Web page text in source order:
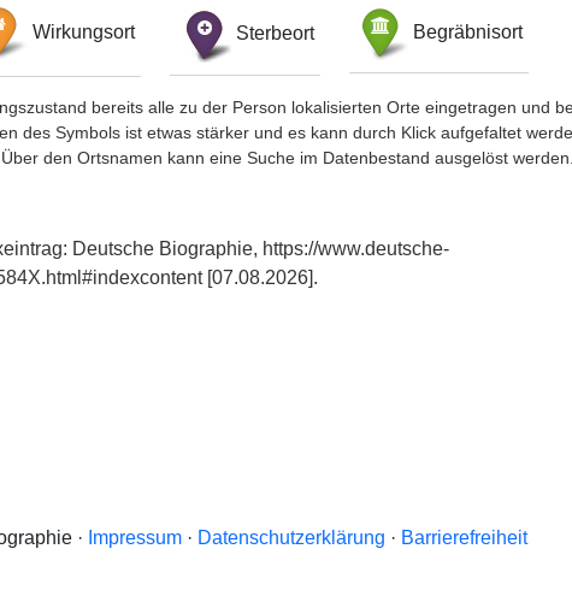
Wirkungsort Sterbeort Begräbnisort
bereits alle zu der Person lokalisierten Orte eingetragen und
des Symbols ist etwas stärker und es kann durch Klick aufgefaltet
den Ortsnamen kann eine Suche im Datenbestand ausgelöst werden.
Deutsche Biographie, https://www.deutsche-
[07.08.2026].
· Impressum · Datenschutzerklärung · Barrierefreiheit